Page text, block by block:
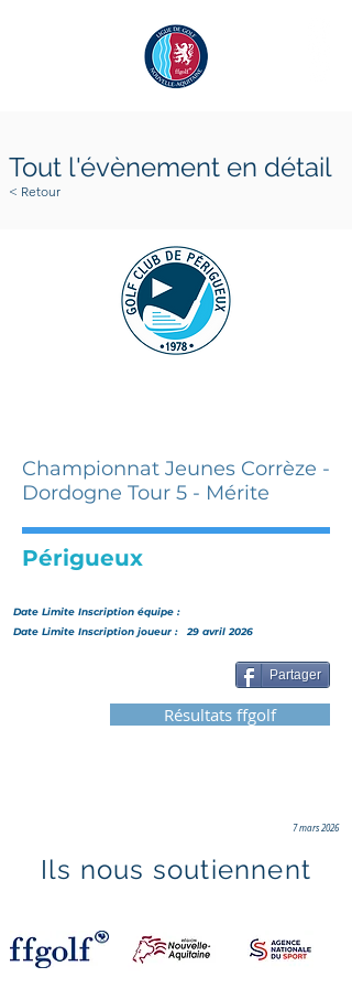
Championnat Jeunes Corrèze -
Dordogne Tour 5 - Mérite
Périgueux
Date Limite Inscription équipe :
Date Limite Inscription joueur :
29 avril 2026
Partager
Résultats ffgolf
7 mars 2026
Tout l'évènement en détail
< Retour
Ils nous soutiennent